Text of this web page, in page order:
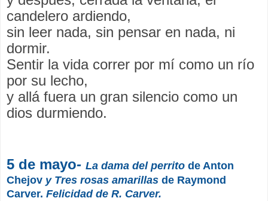
candelero ardiendo,
sin leer nada, sin pensar en nada, ni
dormir.
Sentir la vida correr por mí como un río
por su lecho,
y allá fuera un gran silencio como un
dios durmiendo.
5 de mayo- La dama del perrito de Anton
Chejov y Tres rosas amarillas de Raymond
Carver. Felicidad de R. Carver.